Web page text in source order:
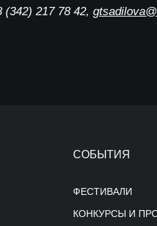
217 78 42,
СОБЫТИЯ
ФЕСТИВАЛИ
КОНКУРСЫ И